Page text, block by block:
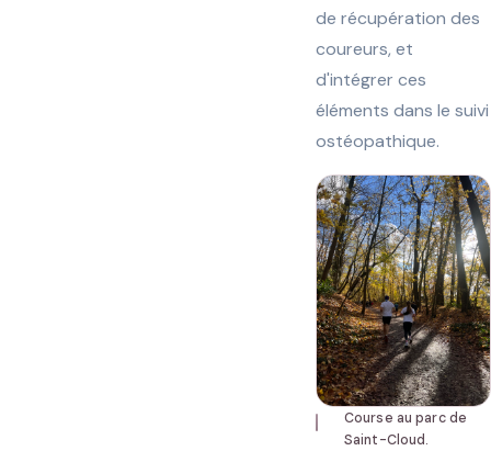
de récupération des
coureurs, et
d'intégrer ces
éléments dans le suivi
ostéopathique.
Course au parc de
Saint-Cloud.